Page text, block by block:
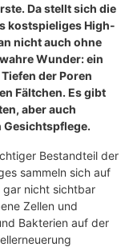
Da stellt sich die
kostspieliges High-
nicht auch ohne
Wunder: ein
der Poren
Fältchen. Es gibt
aber auch
Bestandteil der
sammeln sich auf
gar nicht sichtbar
Zellen und
Bakterien auf der